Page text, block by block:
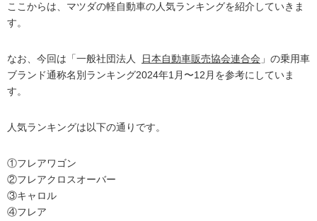
ここからは、マツダの軽自動車の人気ランキングを紹介していきま
す。
なお、今回は「一般社団法人 日本自動車販売協会連合会 」の乗用車
ブランド通称名別ランキング2024年1月〜12月を参考にしていま
す。
人気ランキングは以下の通りです。
①フレアワゴン
②フレアクロスオーバー
③キャロル
④フレア